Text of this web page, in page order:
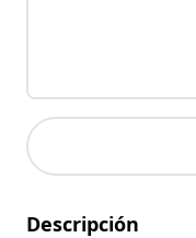
Descripción